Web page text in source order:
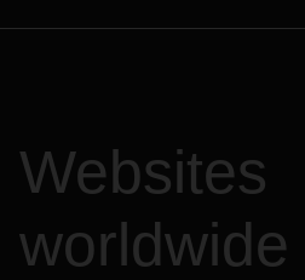
Websites
worldwide